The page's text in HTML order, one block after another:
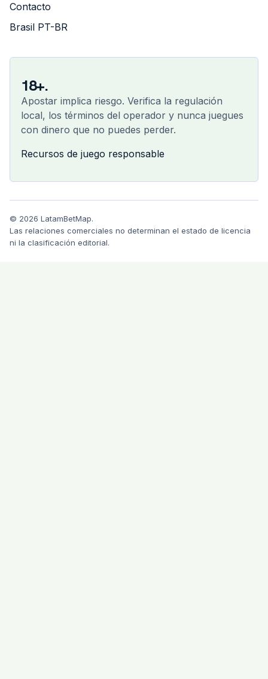
Contacto
Brasil PT-BR
18+.
Apostar implica riesgo. Verifica la regulación
local, los términos del operador y nunca juegues
con dinero que no puedes perder.
Recursos de juego responsable
© 2026 LatamBetMap.
Las relaciones comerciales no determinan el estado de licencia
ni la clasificación editorial.